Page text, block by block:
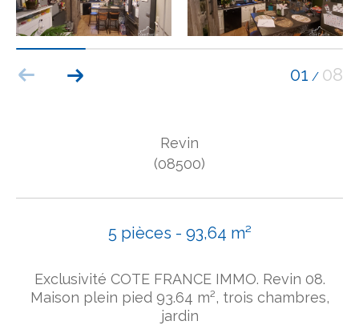
01 / 08
Revin
(08500)
5 pièces - 93,64 m²
Exclusivité COTE FRANCE IMMO. Revin 08.
Maison plein pied 93.64 m², trois chambres,
jardin
TERRASSE PARKING PISCINE